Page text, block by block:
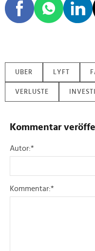
UBER LYFT
VERLUSTE
Kommentar
Autor:*
Kommentar:*